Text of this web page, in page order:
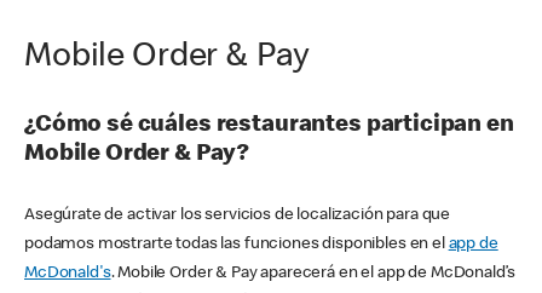
Mobile Order & Pay
¿Cómo sé cuáles restaurantes participan en
Mobile Order & Pay?
Asegúrate de activar los servicios de localización para que
podamos mostrarte todas las funciones disponibles en el app de
McDonald's. Mobile Order & Pay aparecerá en el app de McDonald’s